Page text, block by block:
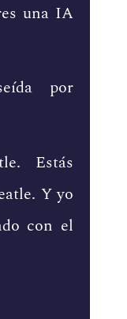
una IA
por
Estás
Y yo
con el